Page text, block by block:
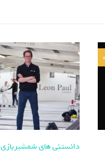
0
دانستنی های شمشیربازی